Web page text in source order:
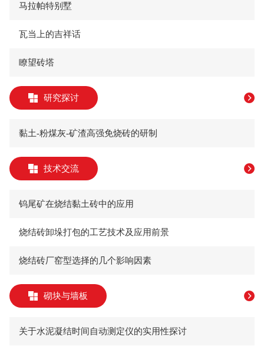
马拉帕特别墅
瓦当上的吉祥话
瞭望砖塔
研究探讨
黏土-粉煤灰-矿渣高强免烧砖的研制
技术交流
钨尾矿在烧结黏土砖中的应用
烧结砖卸垛打包的工艺技术及应用前景
烧结砖厂窑型选择的几个影响因素
砌块与墙板
关于水泥凝结时间自动测定仪的实用性探讨